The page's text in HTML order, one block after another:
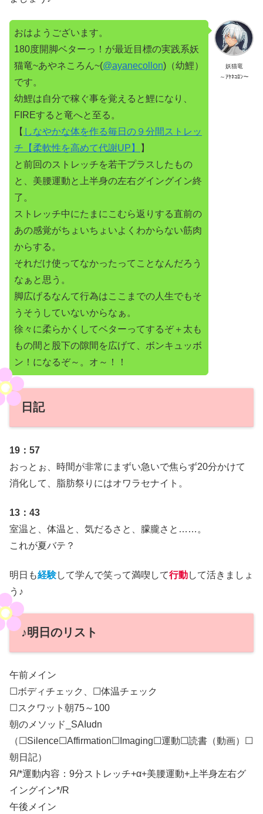
妖猫竜
～ｱﾔﾈｺﾛﾝ～
おはようございます。
180度開脚ベターっ！が最近目標の実践系妖
猫竜~あやネころん~(@ayanecollon)（幼鯉）
です。
幼鯉は自分で稼ぐ事を覚えると鯉になり、
FIREすると竜へと至る。
【 しなやかな体を作る毎日の９分間ストレッ
チ【柔軟性を高めて代謝UP】
】
と前回のストレッチを若干プラスしたもの
と、美腰運動と上半身の左右グイングイン終
了。
ストレッチ中にたまにこむら返りする直前の
あの感覚がちょいちょいよくわからない筋肉
からする。
それだけ使ってなかったってことなんだろう
なぁと思う。
脚広げるなんて行為はここまでの人生でもそ
うそうしていないからなぁ。
徐々に柔らかくしてベターってするぞ＋太も
もの間と股下の隙間を広げて、ボンキュッボ
ン！になるぞ～。オ～！！
日記
19：57
おっとぉ、時間が非常にまずい急いで焦らず20分かけて
消化して、脂肪祭りにはオワラセナイト。
13：43
室温と、体温と、気だるさと、朦朧さと……。
これが夏バテ？
明日も経験して学んで笑って満喫して行動して活きましょ
う♪
♪明日のリスト
午前メイン
☐ボディチェック、☐体温チェック
☐スクワット朝75～100
朝のメソッド_SAIudn
（☐Silence☐Affirmation☐Imaging☐運動☐読書（動画）☐
朝日記）
Я/*運動内容：9分ストレッチ+α+美腰運動+上半身左右グ
イングイン*/R
午後メイン